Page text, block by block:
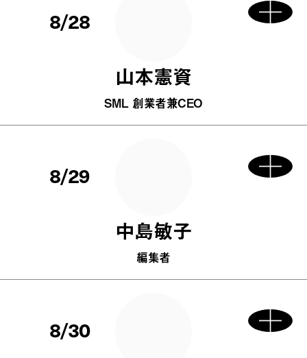
8/28
山本憲資
SML 創業者兼CEO
8/29
中島敏子
編集者
8/30